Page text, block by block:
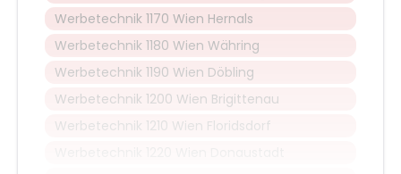
Werbetechnik 1170 Wien Hernals
Werbetechnik 1180 Wien Währing
Werbetechnik 1190 Wien Döbling
Werbetechnik 1200 Wien Brigittenau
Werbetechnik 1210 Wien Floridsdorf